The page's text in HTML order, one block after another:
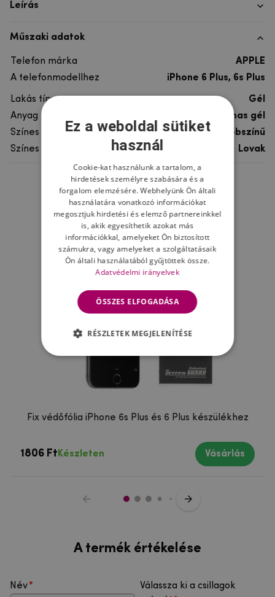
Leírás
Műszaki adatok
Telefon márka
APPLE
A telefonmodellhez
iPhone 6 Plus, 6s Plus
Lakás típusa
Gél
Anyag
rugalmas gél
Színes
többszínű
Színes motívum
Lovak
Ne felejtsd el
Fix védőfólia iPhone 6s Plus és 6 Plus készülékhez
1806 Ft Készleten Vásárlás
A termék értékelése
Név
Válassza ki a csillagok
Ez a weboldal sütiket
használ
Cookie-kat használunk a tartalom, a
hirdetések személyre szabására és a
forgalom elemzésére. Webhelyünk Ön általi
használatára vonatkozó információkat
megosztjuk hirdetési és elemző partnereinkkel
is, akik egyesíthetik azokat más
információkkal, amelyeket Ön biztosított
számukra, vagy amelyeket a szolgáltatásaik
Ön általi használatából gyűjtöttek össze.
Adatvédelmi irányelvek
ÖSSZES ELFOGADÁSA
RÉSZLETEK MEGJELENÍTÉSE